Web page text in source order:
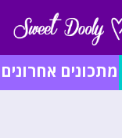
מתכונים אחרונים